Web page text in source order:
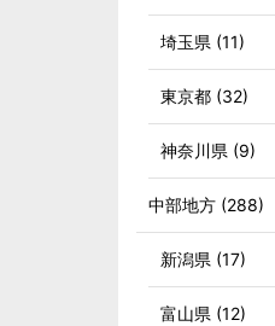
埼玉県 (11)
東京都 (32)
神奈川県 (9)
中部地方 (288)
新潟県 (17)
富山県 (12)